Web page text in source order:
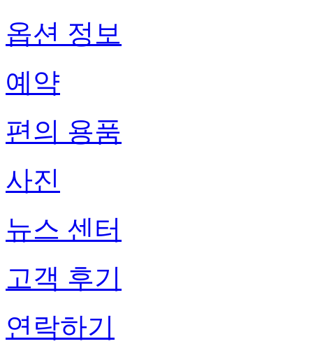
옵션 정보
예약
편의 용품
사진
뉴스 센터
고객 후기
연락하기